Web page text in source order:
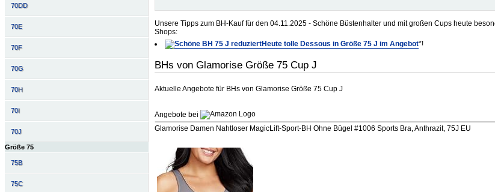
70DD
70E
70F
70G
70H
70I
70J
Größe 75
75B
75C
Unsere Tipps zum BH-Kauf für den 04.11.2025 - Schöne Büstenhalter und mit großen Cups heute
Shops:
Heute tolle Dessous in Größe 75 J im Angebot*!
BHs von Glamorise Größe 75 Cup J
Aktuelle Angebote für BHs von Glamorise Größe 75 Cup J
Angebote bei
Glamorise Damen Nahtloser MagicLift-Sport-BH Ohne Bügel #1006 Sports Bra, Anthrazit, 75J EU